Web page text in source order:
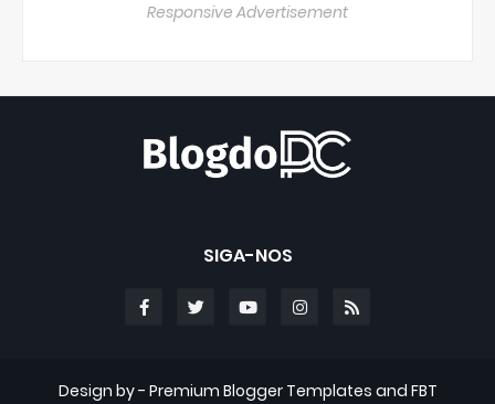
Responsive Advertisement
SIGA-NOS
Design by - Premium Blogger Templates and FBT